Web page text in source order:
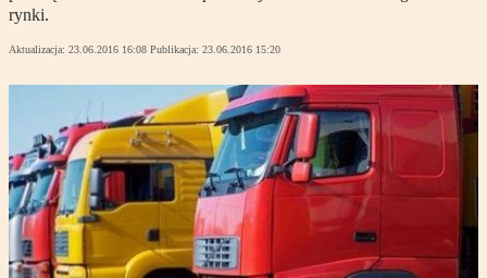
rynki.
Aktualizacja: 23.06.2016 16:08 Publikacja: 23.06.2016 15:20